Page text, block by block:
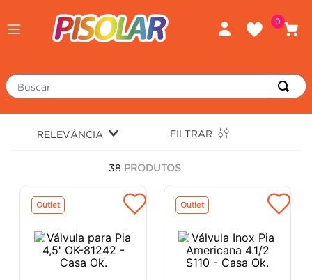
0
Buscar
RELEVÂNCIA FILTRAR
38 PRODUTOS
Outlet Outlet
º revestimento
massa corrida
chuveiro